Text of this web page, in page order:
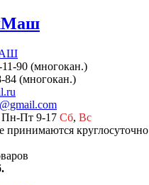
90 (многокан.)
84 (многокан.)
Пн-Пт 9-17 Сб, Вс
принимаются круглосуточно